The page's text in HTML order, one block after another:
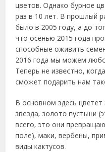
цветов. Однако бурное
раз в 10 лет. В прошлый
было в 2005 году, а до
что осенью 2015 года
способные оживить
2016 года мы можем
Теперь не известно,
сможет подарить нам
В основном здесь
звезда, золото пустыни
всего, это они
поле), маки, вербены,
виды кактусов.